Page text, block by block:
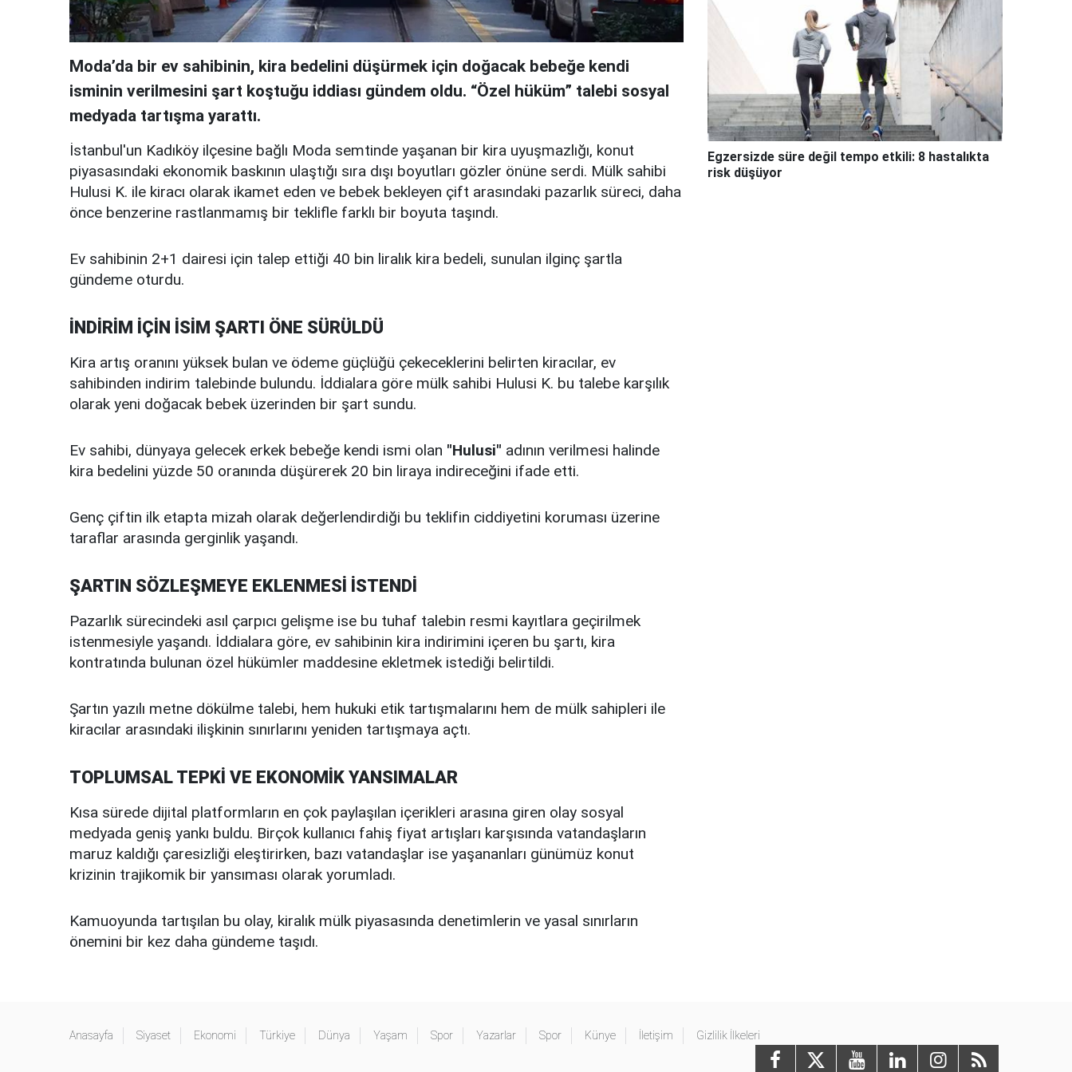
Moda’da bir ev sahibinin, kira bedelini düşürmek için doğacak bebeğe kendi
isminin verilmesini şart koştuğu iddiası gündem oldu. “Özel hüküm” talebi sosyal
medyada tartışma yarattı.
İstanbul'un Kadıköy ilçesine bağlı Moda semtinde yaşanan bir kira uyuşmazlığı, konut
piyasasındaki ekonomik baskının ulaştığı sıra dışı boyutları gözler önüne serdi. Mülk sahibi
Hulusi K. ile kiracı olarak ikamet eden ve bebek bekleyen çift arasındaki pazarlık süreci, daha
önce benzerine rastlanmamış bir teklifle farklı bir boyuta taşındı.
Ev sahibinin 2+1 dairesi için talep ettiği 40 bin liralık kira bedeli, sunulan ilginç şartla
gündeme oturdu.
İNDİRİM İÇİN İSİM ŞARTI ÖNE SÜRÜLDÜ
Kira artış oranını yüksek bulan ve ödeme güçlüğü çekeceklerini belirten kiracılar, ev
sahibinden indirim talebinde bulundu. İddialara göre mülk sahibi Hulusi K. bu talebe karşılık
olarak yeni doğacak bebek üzerinden bir şart sundu.
Ev sahibi, dünyaya gelecek erkek bebeğe kendi ismi olan "Hulusi" adının verilmesi halinde
kira bedelini yüzde 50 oranında düşürerek 20 bin liraya indireceğini ifade etti.
Genç çiftin ilk etapta mizah olarak değerlendirdiği bu teklifin ciddiyetini koruması üzerine
taraflar arasında gerginlik yaşandı.
ŞARTIN SÖZLEŞMEYE EKLENMESİ İSTENDİ
Pazarlık sürecindeki asıl çarpıcı gelişme ise bu tuhaf talebin resmi kayıtlara geçirilmek
istenmesiyle yaşandı. İddialara göre, ev sahibinin kira indirimini içeren bu şartı, kira
kontratında bulunan özel hükümler maddesine ekletmek istediği belirtildi.
Şartın yazılı metne dökülme talebi, hem hukuki etik tartışmalarını hem de mülk sahipleri ile
kiracılar arasındaki ilişkinin sınırlarını yeniden tartışmaya açtı.
TOPLUMSAL TEPKİ VE EKONOMİK YANSIMALAR
Kısa sürede dijital platformların en çok paylaşılan içerikleri arasına giren olay sosyal
medyada geniş yankı buldu. Birçok kullanıcı fahiş fiyat artışları karşısında vatandaşların
maruz kaldığı çaresizliği eleştirirken, bazı vatandaşlar ise yaşananları günümüz konut
krizinin trajikomik bir yansıması olarak yorumladı.
Kamuoyunda tartışılan bu olay, kiralık mülk piyasasında denetimlerin ve yasal sınırların
önemini bir kez daha gündeme taşıdı.
Egzersizde süre değil tempo etkili: 8 hastalıkta
risk düşüyor
Anasayfa Siyaset Ekonomi Türkiye Dünya Yaşam Spor Yazarlar Spor Künye İletişim Gizlilik İlkeleri